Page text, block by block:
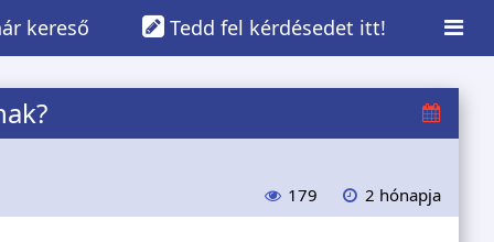
Tedd fel kérdésedet itt!
kereső
179 2 hónapja